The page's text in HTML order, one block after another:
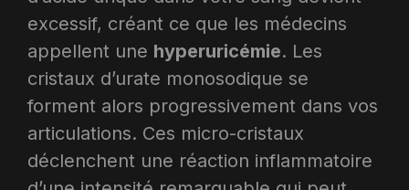
excessif, créant ce que les médecins
appellent une hyperuricémie. Les
cristaux d’urate monosodique se
forment alors progressivement dans vos
articulations. Ces micro-cristaux
déclenchent une réaction inflammatoire